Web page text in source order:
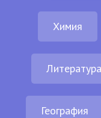
Химия
Литература
География